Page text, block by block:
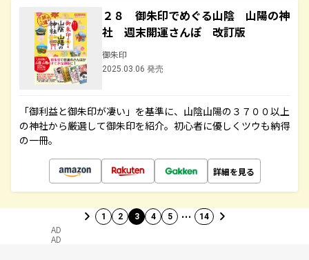
２８ 御朱印でめぐる山陰 山陽の神
社 週末開運さんぽ 改訂版
御朱印
2025.03.06 発売
「御利益と御朱印が凄い」を基準に、山陰山陽の３７００以上
の神社から厳選して御朱印を紹介。初心者に優しくツウも納得
の一冊。
詳細を見る
1 2 3 4 5 … 14
AD
AD